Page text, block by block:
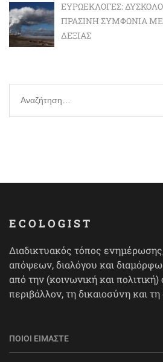
ΕΥΡΩΕΚΛΟΓΈΣ:
ΠΡΆΣΙΝΗ ΣΥΜΦΩΝΊΑ
ΔΕΞΙΆΣ
Αναζήτηση
για:
ECOLOGIST
Διαδικτυακός τόπος
απόψεων, διαλόγου και
από την (κοινωνική και πολιτική)
περιβάλλον, τη δικαιοσύνη και
ΠΟΙΟΙ ΕΊΜΑΣΤΕ